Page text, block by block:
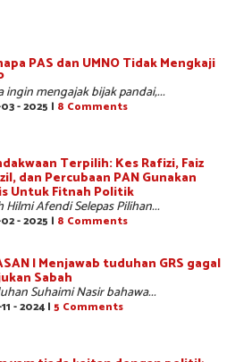
PAS dan UMNO Tidak Mengkaji
ingin mengajak bijak pandai,...
- 2025 | 8 Comments
Terpilih: Kes Rafizi, Faiz
dan Percubaan PAN Gunakan
Untuk Fitnah Politik
Hilmi Afendi Selepas Pilihan...
- 2025 | 8 Comments
| Menjawab tuduhan GRS gagal
Sabah
Suhaimi Nasir bahawa...
- 2024 | 5 Comments